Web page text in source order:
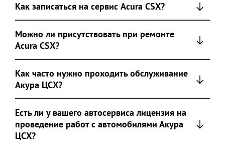
Как записаться на сервис Acura CSX?
Можно ли присутствовать при ремонте
Acura CSX?
Как часто нужно проходить обслуживание
Акура ЦСХ?
Есть ли у вашего автосервиса лицензия на
проведение работ с автомобилями Акура
ЦСХ?